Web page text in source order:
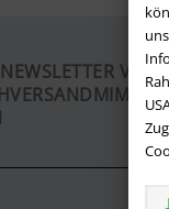
VON